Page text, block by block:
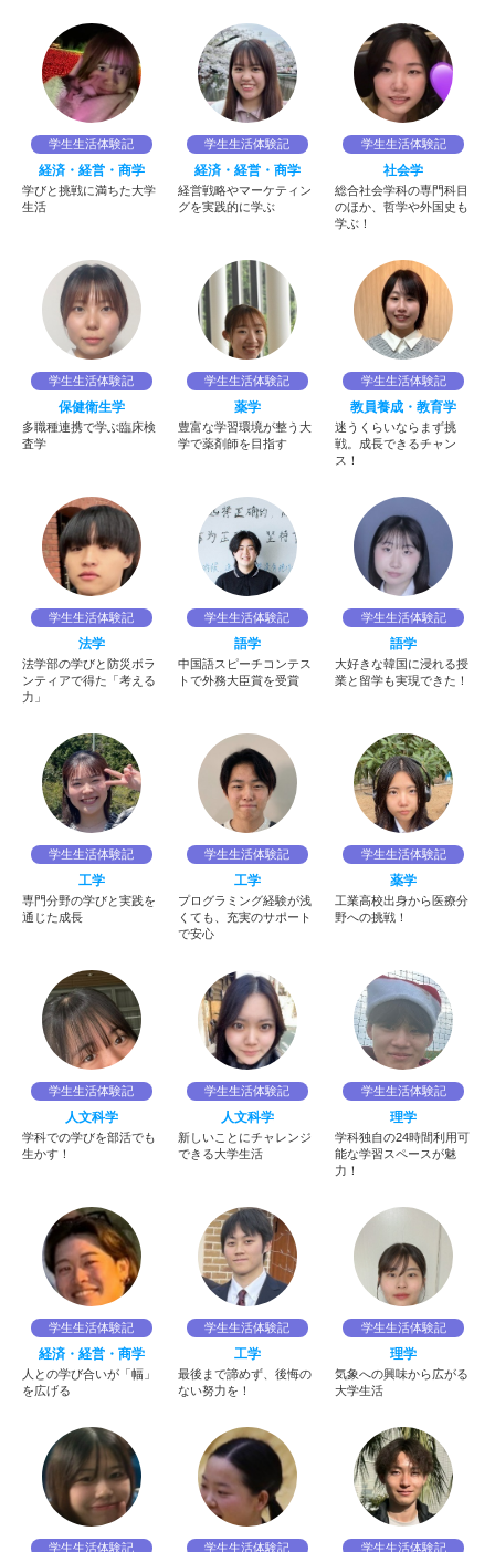
学生生活体験記
経済・経営・商学
学びと挑戦に満ちた大学
生活
学生生活体験記
経済・経営・商学
経営戦略やマーケティン
グを実践的に学ぶ
学生生活体験記
社会学
総合社会学科の専門科目
のほか、哲学や外国史も
学ぶ！
学生生活体験記
保健衛生学
多職種連携で学ぶ臨床検
査学
学生生活体験記
薬学
豊富な学習環境が整う大
学で薬剤師を目指す
学生生活体験記
教員養成・教育学
迷うくらいならまず挑
戦。成長できるチャン
ス！
学生生活体験記
法学
法学部の学びと防災ボラ
ンティアで得た「考える
力」
学生生活体験記
語学
中国語スピーチコンテス
トで外務大臣賞を受賞
学生生活体験記
語学
大好きな韓国に浸れる授
業と留学も実現できた！
学生生活体験記
工学
専門分野の学びと実践を
通じた成長
学生生活体験記
工学
プログラミング経験が浅
くても、充実のサポート
で安心
学生生活体験記
薬学
工業高校出身から医療分
野への挑戦！
学生生活体験記
人文科学
学科での学びを部活でも
生かす！
学生生活体験記
人文科学
新しいことにチャレンジ
できる大学生活
学生生活体験記
理学
学科独自の24時間利用可
能な学習スペースが魅
力！
学生生活体験記
経済・経営・商学
人との学び合いが「幅」
を広げる
学生生活体験記
工学
最後まで諦めず、後悔の
ない努力を！
学生生活体験記
理学
気象への興味から広がる
大学生活
学生生活体験記 学生生活体験記 学生生活体験記